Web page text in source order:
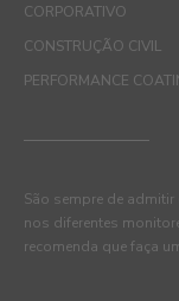
CORPORATIVO
CONSTRUÇÃO CIVIL
PERFORMANCE
São sempre de
nos diferentes
recomenda que faça